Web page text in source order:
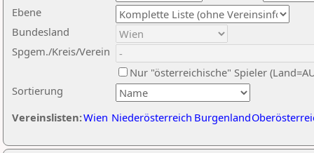
Ebene
Sortierung
Bundesland
Spgem./Kreis/Verein
Nur "österreichische" Spieler
Vereinslisten:Wien Niederösterreich Burgenland